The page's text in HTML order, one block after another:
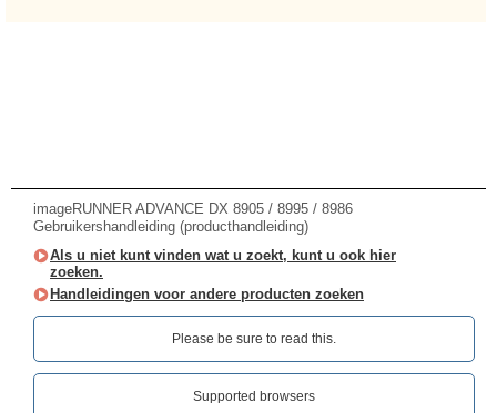
imageRUNNER ADVANCE DX 8905 / 8995 / 8986
Gebruikershandleiding (producthandleiding)
Als u niet kunt vinden wat u zoekt, kunt u ook hier
zoeken.
Handleidingen voor andere producten zoeken
Please be sure to read this.‎
Supported browsers